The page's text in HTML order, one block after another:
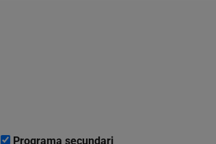
Programa secundari